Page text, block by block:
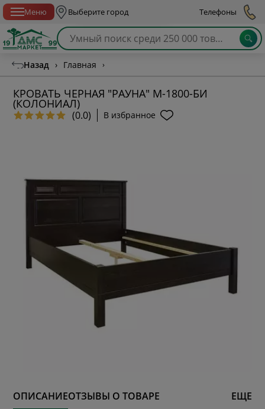
Меню Выберите город Телефоны
Назад › Главная ›
КРОВАТЬ ЧЕРНАЯ "РАУНА" М-1800-БИ
(КОЛОНИАЛ)
(0.0) В избранное
ОПИСАНИЕОТЗЫВЫ О ТОВАРЕ ЕЩЕ